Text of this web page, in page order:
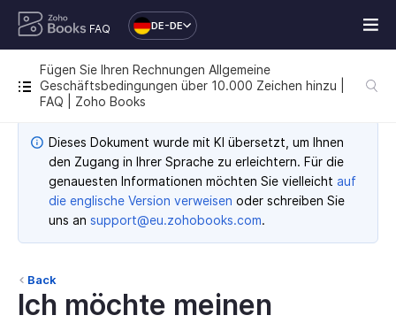
FAQ DE-DE
Fügen Sie Ihren Rechnungen Allgemeine
Geschäftsbedingungen über 10.000 Zeichen hinzu |
FAQ | Zoho Books
Dieses Dokument wurde mit KI übersetzt, um Ihnen
den Zugang in Ihrer Sprache zu erleichtern. Für die
genauesten Informationen möchten Sie vielleicht auf
die englische Version verweisen oder schreiben Sie
uns an support@eu.zohobooks.com.
Back
Ich möchte meinen